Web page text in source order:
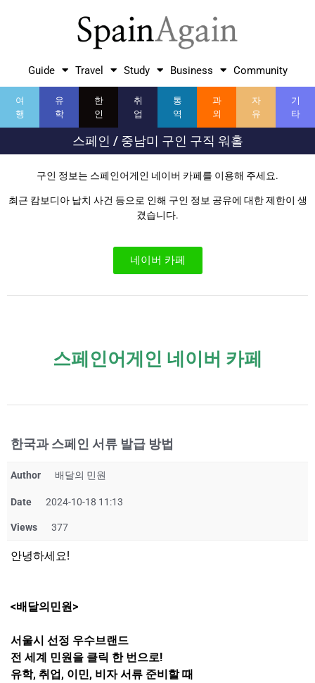
Guide Travel Study Business Community
여
행
유
학
한
인
취
업
통
역
과
외
자
유
기
타
스페인 / 중남미 구인 구직 워홀
구인 정보는 스페인어게인 네이버 카페를 이용해 주세요.
최근 캄보디아 납치 사건 등으로 인해 구인 정보 공유에 대한 제한이 생
겼습니다.
네이버 카페
스페인어게인 네이버 카페
한국과 스페인 서류 발급 방법
Author 배달의 민원
Date 2024-10-18 11:13
Views 377
안녕하세요!
<배달의민원>
서울시 선정 우수브랜드
전 세계 민원을 클릭 한 번으로!
유학, 취업, 이민, 비자 서류 준비할 때